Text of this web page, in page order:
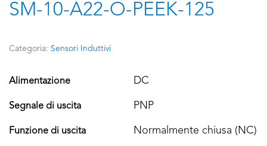
SM-10-A22-O-PEEK-125
Categoria: Sensori Induttivi
Alimentazione DC
Segnale di uscita PNP
Funzione di uscita Normalmente chiusa (NC)